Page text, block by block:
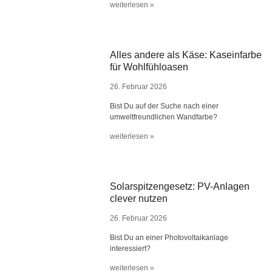
weiterlesen »
Alles andere als Käse: Kaseinfarbe
für Wohlfühloasen
26. Februar 2026
Bist Du auf der Suche nach einer
umweltfreundlichen Wandfarbe?
weiterlesen »
Solarspitzengesetz: PV-Anlagen
clever nutzen
26. Februar 2026
Bist Du an einer Photovoltaikanlage
interessiert?
weiterlesen »